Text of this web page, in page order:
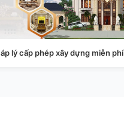
lý cấp phép xây dựng miễn phí